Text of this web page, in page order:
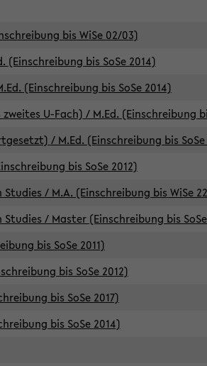
bis WiSe 02/03)
(Einschreibung bis SoSe 2014)
(Einschreibung bis SoSe 2014)
U-Fach) / M.Ed. (Einschreibung
/ M.Ed. (Einschreibung bis SoSe
bis SoSe 2012)
/ M.A. (Einschreibung bis WiSe
/ Master (Einschreibung bis
bis SoSe 2011)
bis SoSe 2012)
bis SoSe 2017)
bis SoSe 2014)